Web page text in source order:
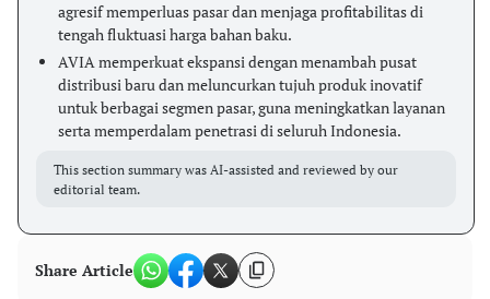
agresif memperluas pasar dan menjaga profitabilitas di
tengah fluktuasi harga bahan baku.
AVIA memperkuat ekspansi dengan menambah pusat
distribusi baru dan meluncurkan tujuh produk inovatif
untuk berbagai segmen pasar, guna meningkatkan layanan
serta memperdalam penetrasi di seluruh Indonesia.
This section summary was AI-assisted and reviewed by our
editorial team.
Share Article